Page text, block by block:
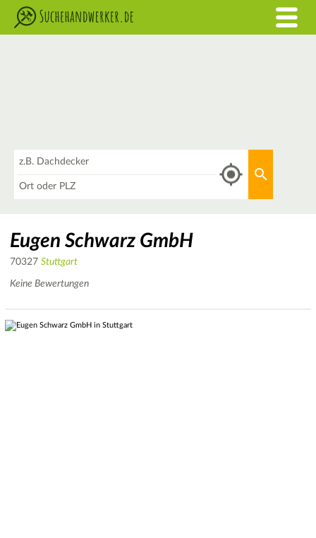
Eugen Schwarz GmbH
70327 Stuttgart
Keine Bewertungen